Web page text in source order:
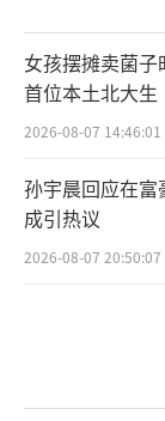
女孩摆摊卖菌
首位本土北大生
2026-08-07 14:46:01
孙宇晨回应在富
成引热议
2026-08-07 20:50:07